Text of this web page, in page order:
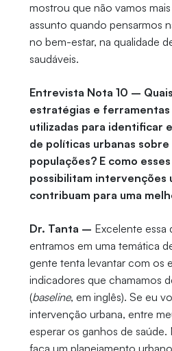
mostrou que não vamos
assunto quando pensarmos
no bem-estar, na qualidade
saudáveis.
Entrevista Nota 10 –
estratégias e ferramentas
utilizadas para identificar
de políticas urbanas sobre
populações? E como
possibilitam intervenções
contribuam para uma
Dr. Tanta – Excelente essa
entramos em uma temática
gente tenta levantar com os
indicadores que chamamos
(baseline, em inglês). Se eu
intervenção urbana, entre
esperar os ganhos de